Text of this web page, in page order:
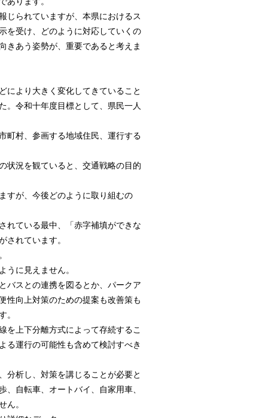
じられていますが、本県におけるス
を受け、どのように対応していくの
きあう姿勢が、重要であると考えま
により大きく変化してきていること
。令和十年度目標として、県民一人
町村、参画する地域住民、運行する
状況を観ていると、交通戦略の目的
すが、今後どのように取り組むの
れている最中、「赤字補填ができな
されています。
うに見えません。
バスとの連携を図るとか、パークア
性向上対策のための提案も改善策も
。
を上下分離方式によって存続するこ
る運行の可能性も含めて検討すべき
分析し、対策を講じることが必要と
自転車、オートバイ、自家用車、
ん。